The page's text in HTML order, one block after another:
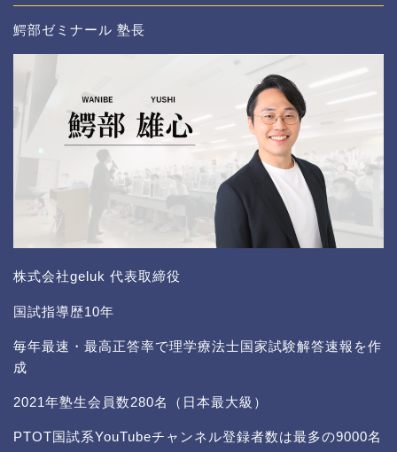
鰐部ゼミナール 塾長
株式会社geluk 代表取締役
国試指導歴10年
毎年最速・最高正答率で理学療法士国家試験解答速報を作
成
2021年塾生会員数280名（日本最大級）
PTOT国試系YouTubeチャンネル登録者数は最多の9000名